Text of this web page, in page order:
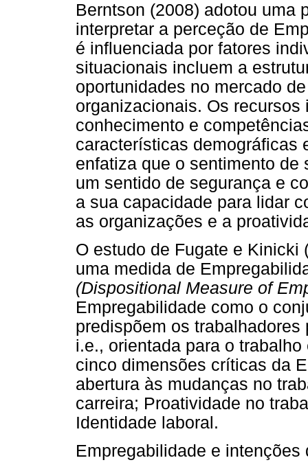
Berntson (2008) adotou uma
interpretar a perceção de
é influenciada por fatores
situacionais incluem a
oportunidades no mercado
organizacionais. Os
conhecimento e
características demográficas
enfatiza que o sentimento
um sentido de segurança e
a sua capacidade para lidar
as organizações e a
O estudo de Fugate e
uma medida de
(Dispositional Measure of
Empregabilidade como o
predispõem os
i.e., orientada para o
cinco dimensões críticas da
abertura às mudanças no
carreira; Proatividade no
Identidade laboral.
Empregabilidade e intenções